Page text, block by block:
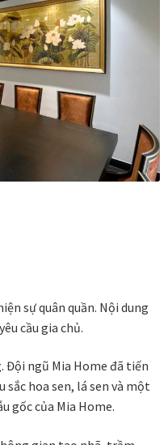
sự quân quần. Nội dung
cầu gia chủ.
Đội ngũ Mia Home đã tiến
sắc hoa sen, lá sen và một
gốc của Mia Home.